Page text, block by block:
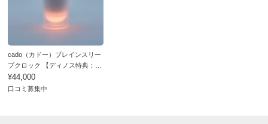
cado（カドー）ブレインスリー
プクロック 【ディノス特典：専
用アロマリキッド付き】
¥44,000
口コミ募集中